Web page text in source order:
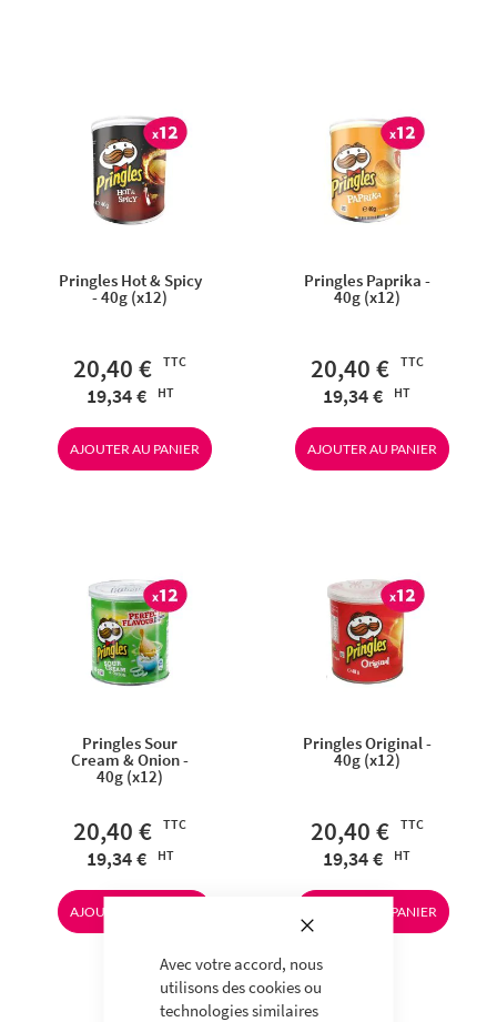
Avec votre accord, nous
utilisons des cookies ou
technologies similaires
Pringles Hot & Spicy
- 40g (x12)
20,40 €
19,34 €
AJOUTER AU PANIER
Pringles Paprika -
40g (x12)
20,40 €
19,34 €
AJOUTER AU PANIER
Pringles Sour
Cream & Onion -
40g (x12)
20,40 €
19,34 €
AJOUTER AU PANIER
Pringles Original -
40g (x12)
20,40 €
19,34 €
AJOUTER AU PANIER